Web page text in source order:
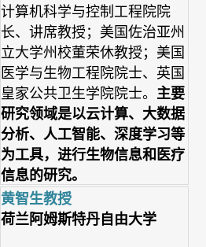
计算机科学与控制工程院院
长、讲席教授；美国佐治亚州
立大学州校董荣休教授；美国
医学与生物工程院院士、英国
皇家公共卫生学院院士。 主要
研究领域是以云计算、大数据
分析、人工智能、深度学习等
为工具，进行生物信息和医疗
信息的研究。
黄智生教授
荷兰阿姆斯特丹自由大学